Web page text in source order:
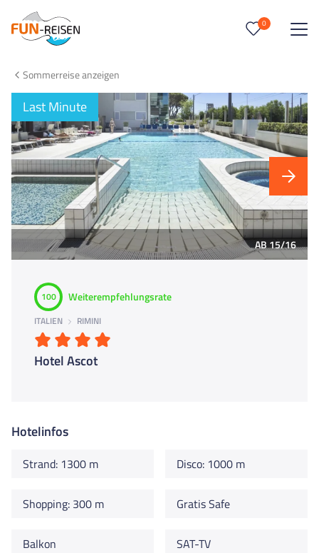
0
Keine Reisen auf der Merkliste
Sommerreise anzeigen
Last Minute
AB 15/16
100 Weiterempfehlungsrate
ITALIEN RIMINI
Hotel Ascot
Hotelinfos
Strand: 1300 m Disco: 1000 m
Shopping: 300 m Gratis Safe
Balkon SAT-TV